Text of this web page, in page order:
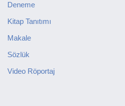
Deneme
Kitap Tanıtımı
Makale
Sözlük
Video Röportaj